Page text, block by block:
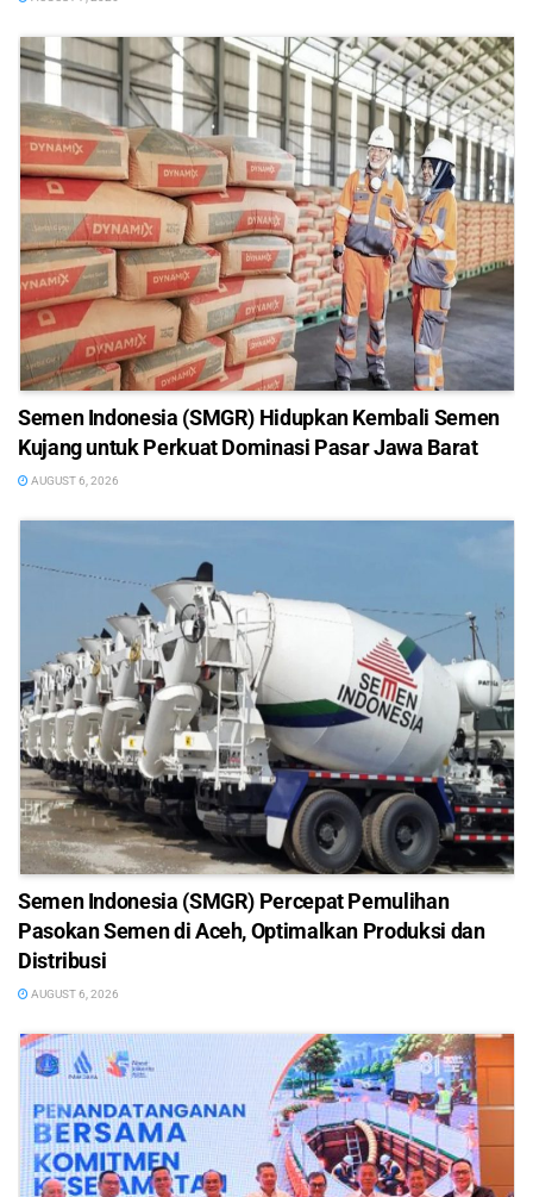
Semen Indonesia (SMGR) Hidupkan Kembali Semen
Kujang untuk Perkuat Dominasi Pasar Jawa Barat
AUGUST 6, 2026
Semen Indonesia (SMGR) Percepat Pemulihan
Pasokan Semen di Aceh, Optimalkan Produksi dan
Distribusi
AUGUST 6, 2026